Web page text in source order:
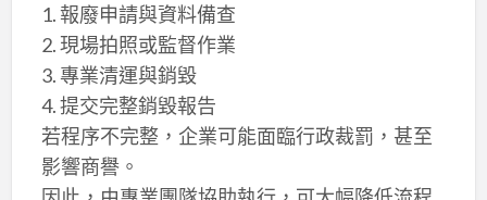
1. 報廢申請與資料備查
2. 現場拍照或監督作業
3. 專業清運與銷毀
4. 提交完整銷毀報告
若程序不完整，企業可能面臨行政裁罰，甚至
影響商譽。